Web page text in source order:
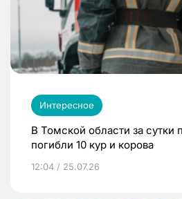
Интересное
В Томской области за сутки
погибли 10 кур и корова
12:04 / 25.07.26